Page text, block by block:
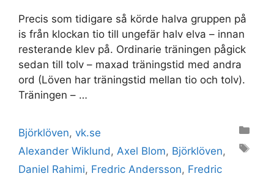
Precis som tidigare så körde halva gruppen på
is från klockan tio till ungefär halv elva – innan
resterande klev på. Ordinarie träningen pågick
sedan till tolv – maxad träningstid med andra
ord (Löven har träningstid mellan tio och tolv).
Träningen – …
Categories
Björklöven, vk.se
Tags
Alexander Wiklund, Axel Blom, Björklöven,
Daniel Rahimi, Fredric Andersson, Fredric